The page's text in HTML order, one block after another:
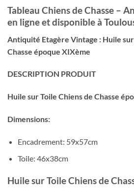
Tableau Chiens de Chasse –
en ligne et disponible à
Antiquité Etagère Vintage : Huile
Chasse époque XIXème
DESCRIPTION PRODUIT
Huile sur Toile Chiens de Chasse
Dimensions:
Encadrement: 59x57cm
Toile: 46x38cm
Huile sur Toile Chiens de